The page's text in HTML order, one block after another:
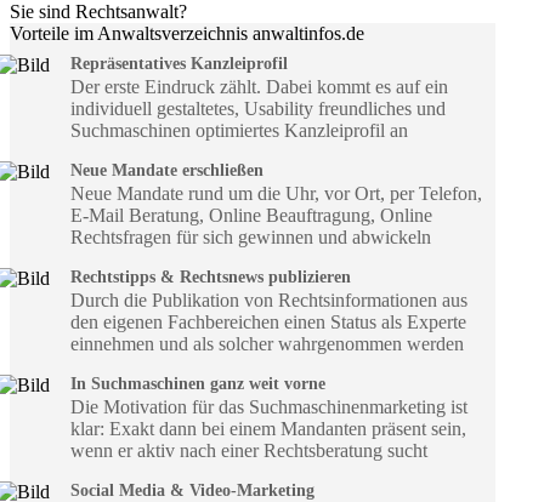
Sie sind Rechtsanwalt?
Vorteile im Anwaltsverzeichnis anwaltinfos.de
Repräsentatives Kanzleiprofil
Der erste Eindruck zählt. Dabei kommt es auf ein
individuell gestaltetes, Usability freundliches und
Suchmaschinen optimiertes Kanzleiprofil an
Neue Mandate erschließen
Neue Mandate rund um die Uhr, vor Ort, per Telefon,
E-Mail Beratung, Online Beauftragung, Online
Rechtsfragen für sich gewinnen und abwickeln
Rechtstipps & Rechtsnews publizieren
Durch die Publikation von Rechtsinformationen aus
den eigenen Fachbereichen einen Status als Experte
einnehmen und als solcher wahrgenommen werden
In Suchmaschinen ganz weit vorne
Die Motivation für das Suchmaschinenmarketing ist
klar: Exakt dann bei einem Mandanten präsent sein,
wenn er aktiv nach einer Rechtsberatung sucht
Social Media & Video-Marketing